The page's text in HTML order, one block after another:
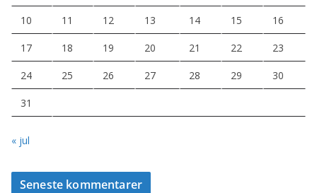
10 11 12 13 14 15 16
17 18 19 20 21 22 23
24 25 26 27 28 29 30
31
« jul
Seneste kommentarer